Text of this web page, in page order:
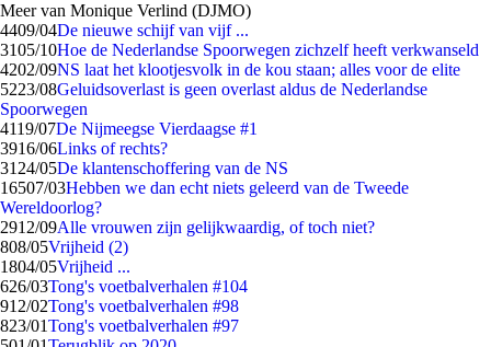
Meer van Monique Verlind (DJMO)
4409/04De nieuwe schijf van vijf ...
3105/10Hoe de Nederlandse Spoorwegen zichzelf heeft verkwanseld
4202/09NS laat het klootjesvolk in de kou staan; alles voor de elite
5223/08Geluidsoverlast is geen overlast aldus de Nederlandse
Spoorwegen
4119/07De Nijmeegse Vierdaagse #1
3916/06Links of rechts?
31 24/05De klantenschoffering van de NS
16507/03Hebben we dan echt niets geleerd van de Tweede
Wereldoorlog?
2912/09Alle vrouwen zijn gelijkwaardig, of toch niet?
808/05Vrijheid (2)
1804/05Vrijheid ...
626/03Tong's voetbalverhalen #104
912/02Tong's voetbalverhalen #98
823/01Tong's voetbalverhalen #97